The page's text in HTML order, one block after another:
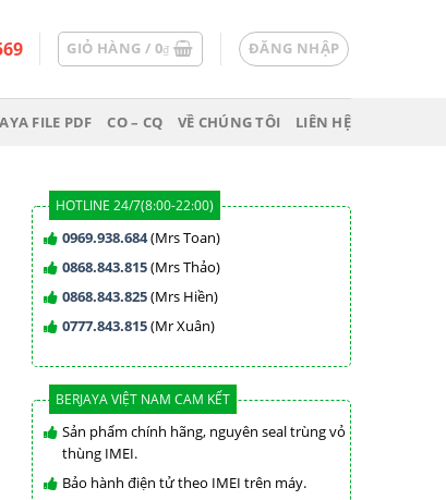
GIỎ HÀNG / 0₫ ĐĂNG NHẬP
FILE PDF CO – CQ VỀ CHÚNG TÔI LIÊN HỆ
HOTLINE 24/7(8:00-22:00)
0969.938.684(Mrs Toan)
0868.843.815(Mrs Thảo)
0868.843.825(Mrs Hiền)
0777.843.815(Mr Xuân)
BERJAYA VIỆT NAM CAM KẾT
Sản phẩm chính hãng, nguyên seal trùng vỏ
thùng IMEI.
Bảo hành điện tử theo IMEI trên máy.